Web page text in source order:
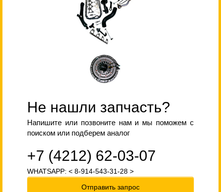
Не нашли запчасть?
Напишите или позвоните нам и мы поможем с
поиском или подберем аналог
+7 (4212) 62-03-07
WHATSAPP: < 8-914-543-31-28 >
Отправить запрос